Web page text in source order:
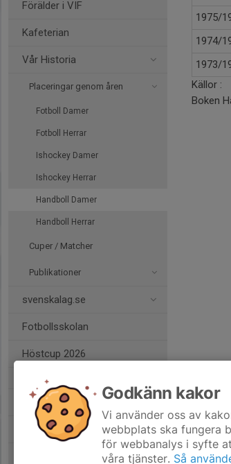
Förälder i VIF
Kafeterian
Vår Historia
Placeringar genom åren
Fotboll Damer
Fotboll Herrar
Ishockey Damer
Ishockey Herrar
Handboll Damer
Handboll Herrar
Cuper / Matcher
Publikationer
svenskalag.se
Fotbollsskolan
Höstcup 2026
Bli stödmedlem
Gå med i Målklubben
Gå med i 1925-klubben
1975/
1974/
1973/
Källor :
Boken
Godkänn kakor
Vi använder oss av
webbplats ska fungera
för webbanalys i syfte
våra tjänster. Så